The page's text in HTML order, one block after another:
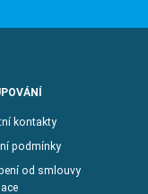
kontakty
podmínky
od smlouvy